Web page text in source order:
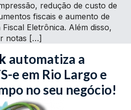
redução de custo de
fiscais e aumento de
Eletrônica. Além disso,
notas […]
automatiza a
e em Rio Largo e
no seu negócio!